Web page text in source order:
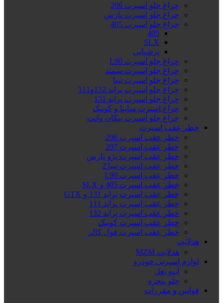
چراغ جلو اسپرت 206
چراغ جلو اسپرت پارس
چراغ جلو اسپرت 405
405
SLX
پرشیایی
چراغ جلو اسپرت L90
چراغ جلو اسپرت سمند
چراغ جلو اسپرت تیبا
چراغ جلو اسپرت پراید 132و111
چراغ جلو اسپرت پراید 131
چراغ اسپرت ساینا و کوییک
چراغ جلو اسپرت پیکان وانت
خطر عقب اسپرت
خطر عقب اسپرت 206
خطر عقب اسپرت 207
خطر عقب اسپرت پژو پارس
خطر عقب اسپرت تیبا 2
خطر عقب اسپرت L90
خطر عقب اسپرت 405 و SLX
خطر عقب اسپرت پراید 131 و GTX
خطر عقب اسپرت پراید 111
خطر عقب اسپرت پراید 132
خطر عقب اسپرت کوییک
خطر عقب اسپرت فول کالر
هدلایت
هدلایت MZM
لوازم اسپرتی خودرو
آینه بغل
جلو پنجره
قوانین و مقررات